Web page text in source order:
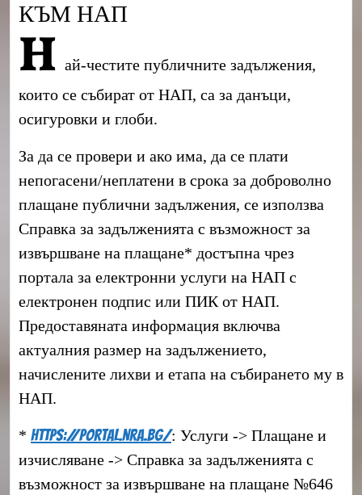
КЪМ НАП
Н ай-честите публичните задължения,
които се събират от НАП, са за данъци,
осигуровки и глоби.
За да се провери и ако има, да се плати
непогасени/неплатени в срока за доброволно
плащане публични задължения, се използва
Справка за задълженията с възможност за
извършване на плащане* достъпна чрез
портала за електронни услуги на НАП с
електронен подпис или ПИК от НАП.
Предоставяната информация включва
актуалния размер на задължението,
начислените лихви и етапа на събирането му в
НАП.
* https://portal.nra.bg/: Услуги -> Плащане и
изчисляване -> Справка за задълженията с
възможност за извършване на плащане №646